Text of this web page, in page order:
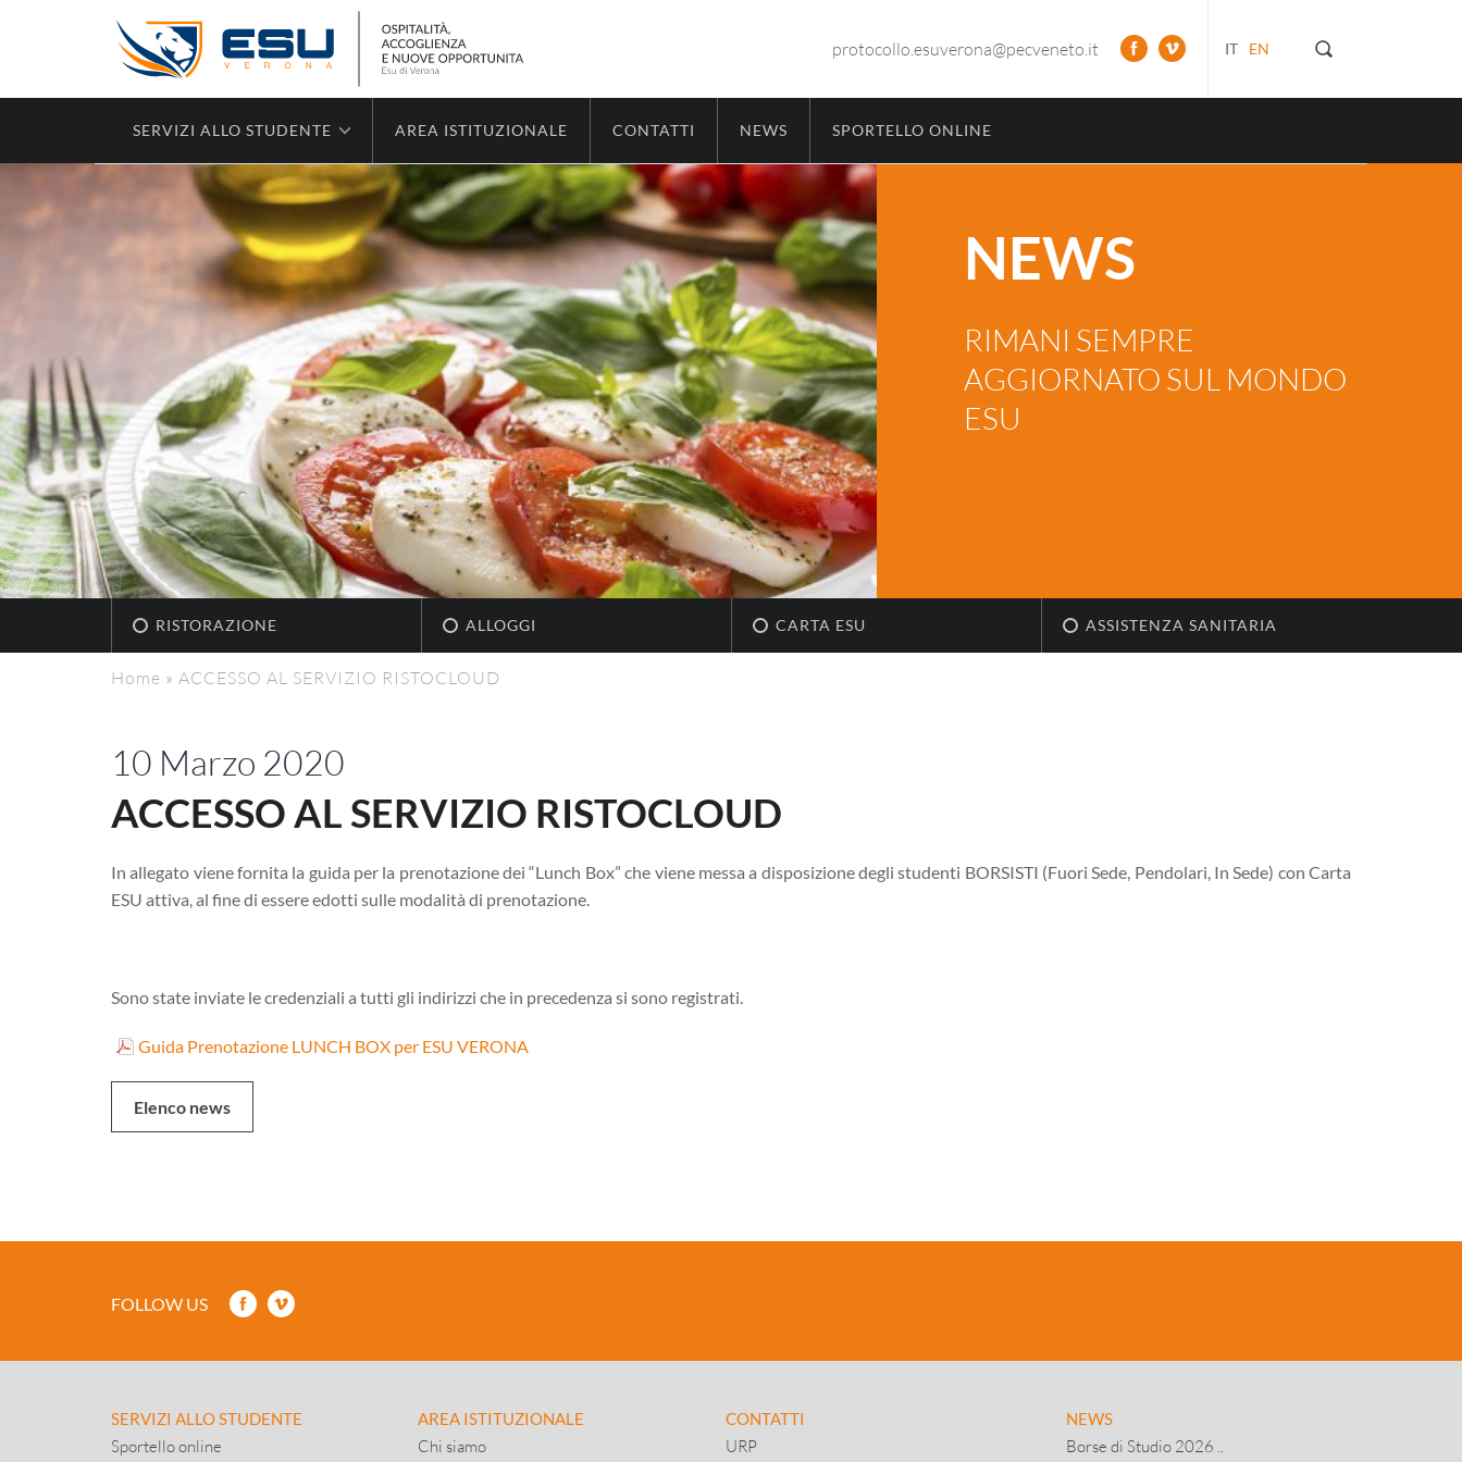
IT EN
protocollo.esuverona@pecveneto.it
SERVIZI ALLO STUDENTE AREA ISTITUZIONALE CONTATTI NEWS SPORTELLO ONLINE
NEWS
RIMANI SEMPRE
AGGIORNATO SUL MONDO
ESU
RISTORAZIONE ALLOGGI CARTA ESU ASSISTENZA SANITARIA
Home » ACCESSO AL SERVIZIO RISTOCLOUD
10 Marzo 2020
ACCESSO AL SERVIZIO RISTOCLOUD
In allegato viene fornita la guida per la prenotazione dei “Lunch Box” che viene messa a disposizione degli studenti BORSISTI (Fuori Sede, Pendolari, In Sede) con Carta
ESU attiva, al fine di essere edotti sulle modalità di prenotazione.
Sono state inviate le credenziali a tutti gli indirizzi che in precedenza si sono registrati.
Guida Prenotazione LUNCH BOX per ESU VERONA
Elenco news
FOLLOW US
SERVIZI ALLO STUDENTE
Sportello online
AREA ISTITUZIONALE
Chi siamo
CONTATTI
URP
NEWS
Borse di Studio 2026 ..